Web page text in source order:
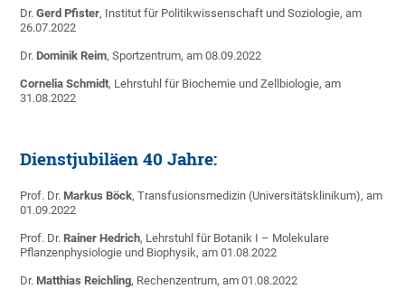
Dr. Gerd Pfister, Institut für Politikwissenschaft und Soziologie, am
26.07.2022
Dr.Dominik Reim, Sportzentrum, am 08.09.2022
Cornelia Schmidt, Lehrstuhl für Biochemie und Zellbiologie, am
31.08.2022
Dienstjubiläen 40 Jahre:
Prof. Dr.Markus Böck, Transfusionsmedizin (Universitätsklinikum), am
01.09.2022
Prof. Dr.Rainer Hedrich, Lehrstuhl für Botanik I – Molekulare
Pflanzenphysiologie und Biophysik, am 01.08.2022
Dr.Matthias Reichling, Rechenzentrum, am 01.08.2022